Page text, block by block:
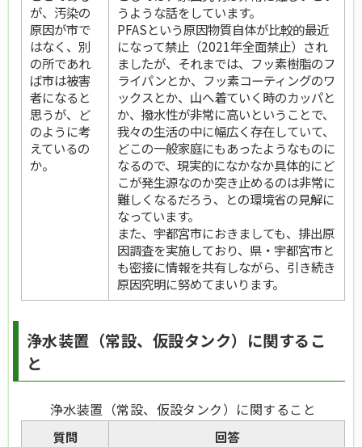
が、汚染の
原因が市で
はなく、別
の所であれ
ば市は被害
者になると
思うが、ど
のように考
えているの
か。
うような話をしています。
PFASという原因物質自体が比較的最近
になって禁止（2021年全面禁止）され
ましたが、それまでは、フッ素樹脂のフ
ライパンとか、フッ素コーティングのワ
ックスとか、山へ着ていく時のカッパと
か、撥水性が非常に高いということで、
我々の生活の中に幅広く存在していて、
どこの一般家庭にもあったようなものに
なるので、現実的になかなか具体的にど
こが発生源なのか突き止めるのは非常に
難しくなるだろう、との環境省の見解に
なっています。
また、宇都宮市におきましても、排出原
因調査を実施しており、県・宇都宮市と
も密接に情報を共有しながら、引き続き
原因究明に努めてまいります。
浄水装置（常設、仮設タンク）に関するこ
と
浄水装置（常設、仮設タンク）に関すること
質問
回答